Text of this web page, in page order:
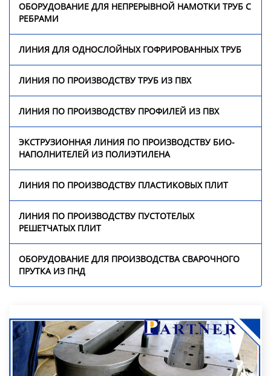
Линия по производству
Экструзионная линия по
наполнителей из
полиэтилена
Линия по производству
пластиковых плит
Линия по производству
пустотелых сотовых
Оборудование для
сварочного прутка из
ПНД
Видео
Новости
О нас
ОБОРУДОВАНИЕ ДЛЯ НЕПРЕРЫВНОЙ НАМОТКИ ТРУБ С
РЕБРАМИ
ЛИНИЯ ДЛЯ ОДНОСЛОЙНЫХ ГОФРИРОВАННЫХ ТРУБ
ЛИНИЯ ПО ПРОИЗВОДСТВУ ТРУБ ИЗ ПВХ
ЛИНИЯ ПО ПРОИЗВОДСТВУ ПРОФИЛЕЙ ИЗ ПВХ
ЭКСТРУЗИОННАЯ ЛИНИЯ ПО ПРОИЗВОДСТВУ БИО-
НАПОЛНИТЕЛЕЙ ИЗ ПОЛИЭТИЛЕНА
ЛИНИЯ ПО ПРОИЗВОДСТВУ ПЛАСТИКОВЫХ ПЛИТ
ЛИНИЯ ПО ПРОИЗВОДСТВУ ПУСТОТЕЛЫХ
РЕШЕТЧАТЫХ ПЛИТ
ОБОРУДОВАНИЕ ДЛЯ ПРОИЗВОДСТВА СВАРОЧНОГО
ПРУТКА ИЗ ПНД